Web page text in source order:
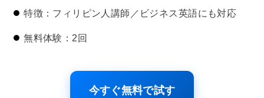
特徴：フィリピン人講師／ビジネス英語にも対応
無料体験：2回
今すぐ無料で試す